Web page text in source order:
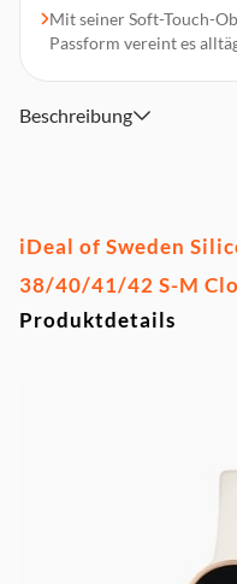
Mit seiner Soft-Touch-
Passform vereint es
Beschreibung
iDeal of Sweden
38/40/41/42 S-M
Produktdetails